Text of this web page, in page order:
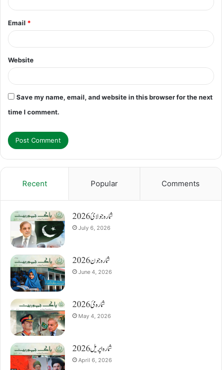
Email *
Website
Save my name, email, and website in this browser for the next
time I comment.
Recent Popular Comments
شمارہ جولائ 2026
July 6, 2026
شمارہ جون 2026
June 4, 2026
شمارہ مئ 2026
May 4, 2026
شمارہ اپریل 2026
April 6, 2026